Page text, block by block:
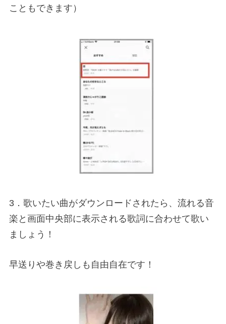
こともできます）
3．歌いたい曲がダウンロードされたら、流れる音
楽と画面中央部に表示される歌詞に合わせて歌い
ましょう！
早送りや巻き戻しも自由自在です！